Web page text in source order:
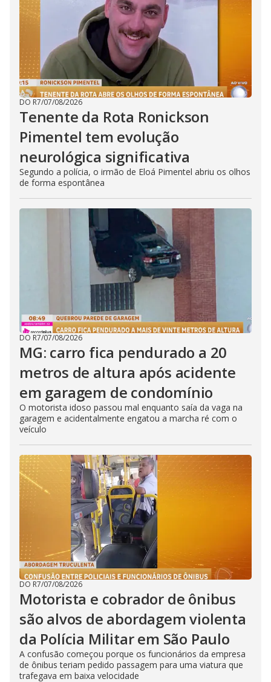
DO R7/07/08/2026
Tenente da Rota Ronickson
Pimentel tem evolução
neurológica significativa
Segundo a polícia, o irmão de Eloá Pimentel abriu os olhos
de forma espontânea
DO R7/07/08/2026
MG: carro fica pendurado a 20
metros de altura após acidente
em garagem de condomínio
O motorista idoso passou mal enquanto saía da vaga na
garagem e acidentalmente engatou a marcha ré com o
veículo
DO R7/07/08/2026
Motorista e cobrador de ônibus
são alvos de abordagem violenta
da Polícia Militar em São Paulo
A confusão começou porque os funcionários da empresa
de ônibus teriam pedido passagem para uma viatura que
trafegava em baixa velocidade